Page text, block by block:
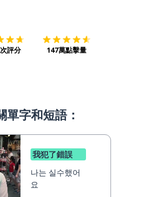
評分 147萬點擊量
單字和短語：
我犯了錯誤
나는 실수했어
요